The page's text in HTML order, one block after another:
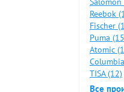
Reebok
Fischer
Puma
Atomic
TISA (12)
Все